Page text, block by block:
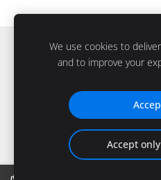
IKstone © 2026.
We use cookies to
and to improve your
Accept